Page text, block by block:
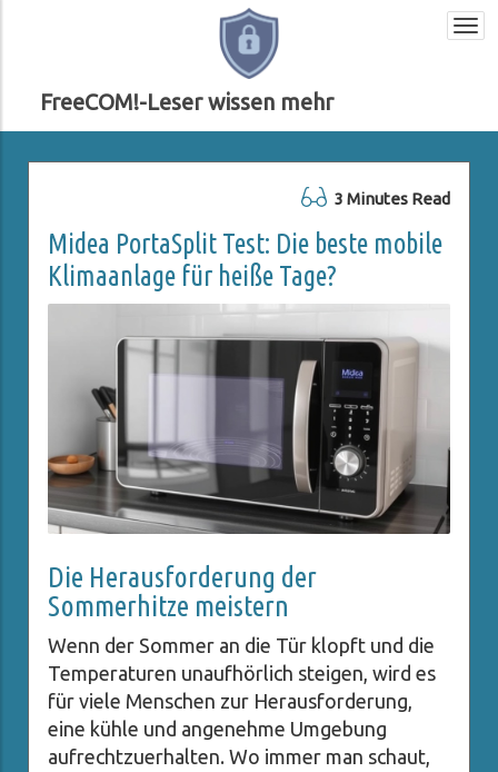
FreeCOM!-Leser wissen mehr
3 Minutes Read
Midea PortaSplit Test: Die beste mobile
Klimaanlage für heiße Tage?
Die Herausforderung der
Sommerhitze meistern
Wenn der Sommer an die Tür klopft und die
Temperaturen unaufhörlich steigen, wird es
für viele Menschen zur Herausforderung,
eine kühle und angenehme Umgebung
aufrechtzuerhalten. Wo immer man schaut,